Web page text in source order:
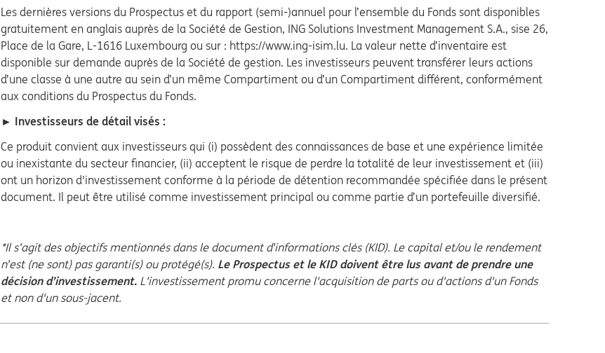
Les dernières versions du Prospectus et du rapport (semi-)annuel pour l’ensemble du Fonds sont disponibles
gratuitement en anglais auprès de la Société de Gestion, ING Solutions Investment Management S.A., sise 26,
Place de la Gare, L-1616 Luxembourg ou sur : https://www.ing-isim.lu. La valeur nette d’inventaire est
disponible sur demande auprès de la Société de gestion. Les investisseurs peuvent transférer leurs actions
d’une classe à une autre au sein d’un même Compartiment ou d’un Compartiment différent, conformément
aux conditions du Prospectus du Fonds.
► Investisseurs de détail visés :
Ce produit convient aux investisseurs qui (i) possèdent des connaissances de base et une expérience limitée
ou inexistante du secteur financier, (ii) acceptent le risque de perdre la totalité de leur investissement et (iii)
ont un horizon d'investissement conforme à la période de détention recommandée spécifiée dans le présent
document. Il peut être utilisé comme investissement principal ou comme partie d’un portefeuille diversifié.
*Il s’agit des objectifs mentionnés dans le document d’informations clés (KID). Le capital et/ou le rendement
n’est (ne sont) pas garanti(s) ou protégé(s). Le Prospectus et le KID doivent être lus avant de prendre une
décision d’investissement.L'investissement promu concerne l'acquisition de parts ou d'actions d'un Fonds
et non d'un sous-jacent.